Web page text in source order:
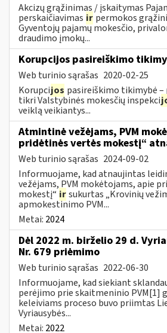
Akcizų grąžinimas / įskaitymas
perskaičiavimas ir permokos
Gyventojų pajamų mokesčio,
draudimo įmokų...
Korupcijos pasireiškimo
Web turinio sąrašas 2020-02-25
Korupcijos pasireiškimo tikimybė –
tikri Valstybinės mokesčių inspekci
veiklą veikiantys...
Atmintinė vežėjams, PVM
pridėtinės vertės mokestį“
Web turinio sąrašas 2024-09-02
Informuojame, kad atnaujintas
vežėjams, PVM mokėtojams, apie
mokestį“ irsukurtas „Krovinių
apmokestinimo PVM...
Metai: 2024
Dėl 2022 m. birželio 29 d.
Nr. 679 priėmimo
Web turinio sąrašas 2022-06-30
Informuojame, kad siekiant
perėjimo prie skaitmeninio PVM[1]
keleiviams proceso buvo priimtas
Vyriausybės...
Metai: 2022